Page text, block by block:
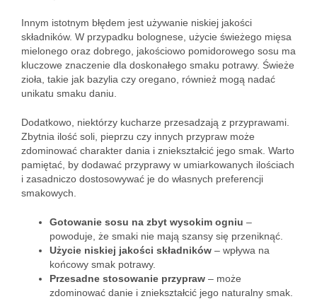
Innym istotnym błędem jest używanie niskiej jakości
składników. W przypadku bolognese, użycie świeżego mięsa
mielonego oraz dobrego, jakościowo pomidorowego sosu ma
kluczowe znaczenie dla doskonałego smaku potrawy. Świeże
zioła, takie jak bazylia czy oregano, również mogą nadać
unikatu smaku daniu.
Dodatkowo, niektórzy kucharze przesadzają z przyprawami.
Zbytnia ilość soli, pieprzu czy innych przypraw może
zdominować charakter dania i zniekształcić jego smak. Warto
pamiętać, by dodawać przyprawy w umiarkowanych ilościach
i zasadniczo dostosowywać je do własnych preferencji
smakowych.
Gotowanie sosu na zbyt wysokim ogniu –
powoduje, że smaki nie mają szansy się przeniknąć.
Użycie niskiej jakości składników – wpływa na
końcowy smak potrawy.
Przesadne stosowanie przypraw – może
zdominować danie i zniekształcić jego naturalny smak.